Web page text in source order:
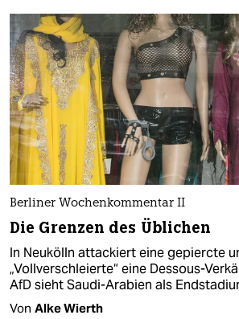
Berliner Wochenkommentar II
Die Grenzen des Üblichen
In Neukölln attackiert eine gepiercte
„Vollverschleierte“ eine Dessous-
AfD sieht Saudi-Arabien als
Von Alke Wierth